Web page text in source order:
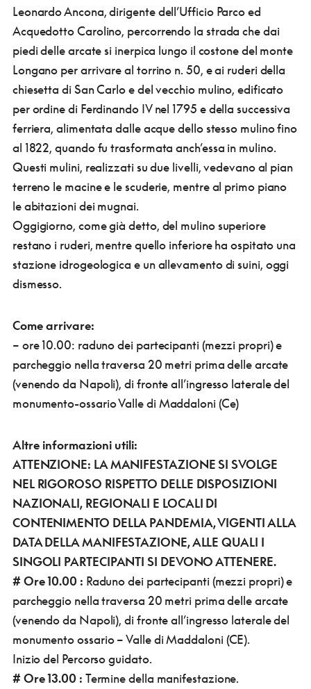
Leonardo Ancona, dirigente dell’Ufficio Parco ed
Acquedotto Carolino, percorrendo la strada che dai
piedi delle arcate si inerpica lungo il costone del monte
Longano per arrivare al torrino n. 50, e ai ruderi della
chiesetta di San Carlo e del vecchio mulino, edificato
per ordine di Ferdinando IV nel 1795 e della successiva
ferriera, alimentata dalle acque dello stesso mulino fino
al 1822, quando fu trasformata anch’essa in mulino.
Questi mulini, realizzati su due livelli, vedevano al pian
terreno le macine e le scuderie, mentre al primo piano
le abitazioni dei mugnai.
Oggigiorno, come già detto, del mulino superiore
restano i ruderi, mentre quello inferiore ha ospitato una
stazione idrogeologica e un allevamento di suini, oggi
dismesso.
Come arrivare:
– ore 10.00: raduno dei partecipanti (mezzi propri) e
parcheggio nella traversa 20 metri prima delle arcate
(venendo da Napoli), di fronte all’ingresso laterale del
monumento-ossario Valle di Maddaloni (Ce)
Altre informazioni utili:
ATTENZIONE: LA MANIFESTAZIONE SI SVOLGE
NEL RIGOROSO RISPETTO DELLE DISPOSIZIONI
NAZIONALI, REGIONALI E LOCALI DI
CONTENIMENTO DELLA PANDEMIA, VIGENTI ALLA
DATA DELLA MANIFESTAZIONE, ALLE QUALI I
SINGOLI PARTECIPANTI SI DEVONO ATTENERE.
# Ore 10.00 : Raduno dei partecipanti (mezzi propri) e
parcheggio nella traversa 20 metri prima delle arcate
(venendo da Napoli), di fronte all’ingresso laterale del
monumento ossario – Valle di Maddaloni (CE).
Inizio del Percorso guidato.
# Ore 13.00 : Termine della manifestazione.